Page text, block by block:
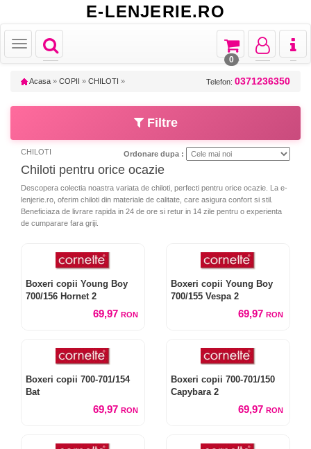
E-LENJERIE.RO
Toggle
navigation
Toggle
Toggle
navigation
Toggle
navigation
Toggle
navigation
0
Acasa » COPII » CHILOTI » Telefon: 0371236350
Filtre
CHILOTI Ordonare dupa :
Chiloti pentru orice ocazie
Descopera colectia noastra variata de chiloti, perfecti pentru orice ocazie. La e-
lenjerie.ro, oferim chiloti din materiale de calitate, care asigura confort si stil.
Beneficiaza de livrare rapida in 24 de ore si retur in 14 zile pentru o experienta
de cumparare fara griji.
Boxeri copii Young Boy
700/156 Hornet 2
69,97 RON
Boxeri copii Young Boy
700/155 Vespa 2
69,97 RON
Boxeri copii 700-701/154
Bat
69,97 RON
Boxeri copii 700-701/150
Capybara 2
69,97 RON